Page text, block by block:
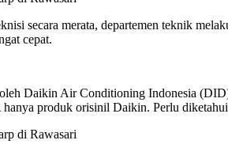
secara merata, departemen teknik
cepat.
Daikin Air Conditioning Indonesia
produk orisinil Daikin. Perlu